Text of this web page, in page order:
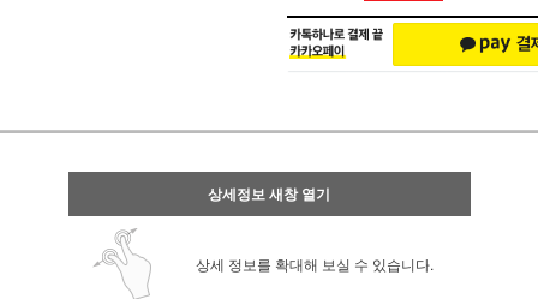
상세정보 새창 열기
상세 정보를 확대해 보실 수 있습니다.